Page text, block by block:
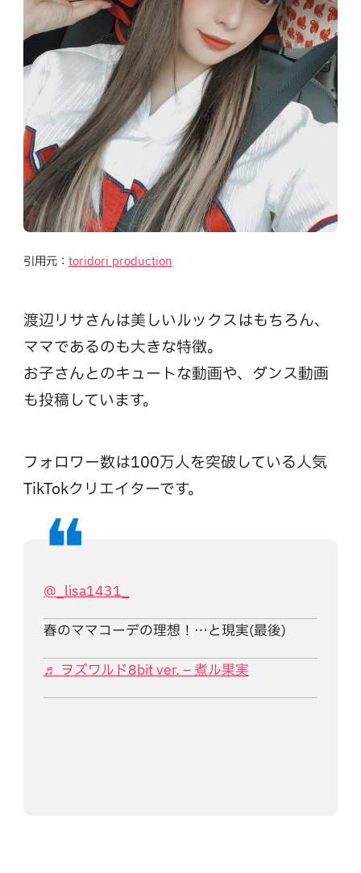
引用元： toridori production
渡辺リサさんは美しいルックスはもちろん、
ママであるのも大きな特徴。
お子さんとのキュートな動画や、ダンス動画
も投稿しています。
フォロワー数は100万人を突破している人気
TikTokクリエイターです。
@_lisa1431_
春のママコーデの理想！…と現実(最後)
♬ ヲズワルド8bit ver. – 煮ル果実